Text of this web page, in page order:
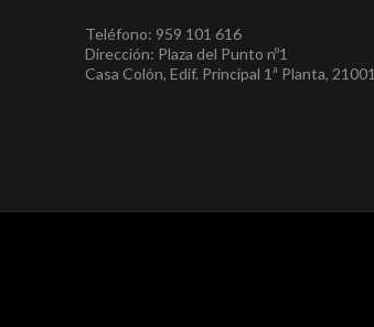
Teléfono: 959 101 616
Dirección: Plaza del Punto nº1
Casa Colón, Edif. Principal 1ª Planta, 21001